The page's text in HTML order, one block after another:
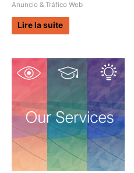
Anuncio & Tráfico Web
Lire la suite